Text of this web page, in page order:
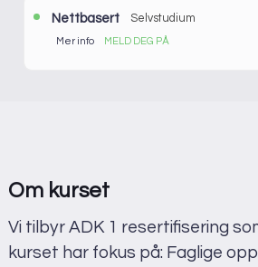
Nettbasert Selvstudium
Mer info MELD DEG PÅ
Språk: Norsk
Om kurset
Vi tilbyr ADK 1 resertifisering
kurset har fokus på: Faglige